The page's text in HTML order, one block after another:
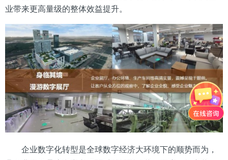
业带来更高量级的整体效益提升。
企业数字化转型是全球数字经济大环境下的顺势而为，